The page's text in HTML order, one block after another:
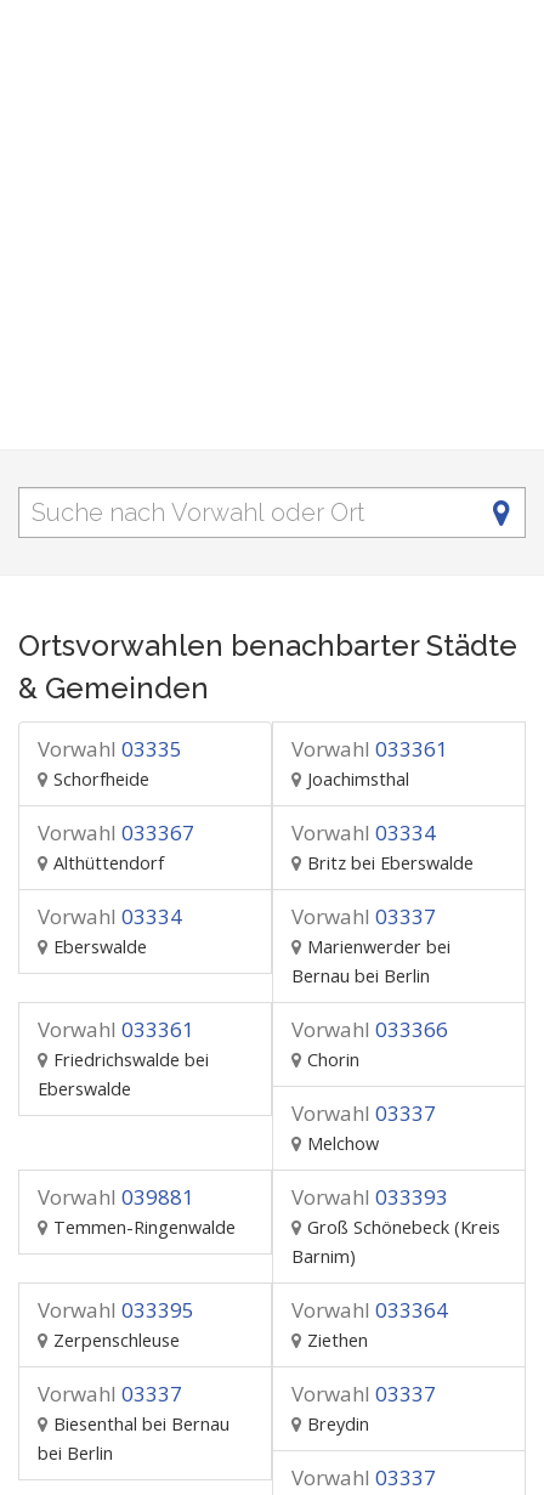
Ortsvorwahlen benachbarter Städte
& Gemeinden
Vorwahl 03335
Schorfheide
Vorwahl 033361
Joachimsthal
Vorwahl 033367
Althüttendorf
Vorwahl 03334
Britz bei Eberswalde
Vorwahl 03334
Eberswalde
Vorwahl 03337
Marienwerder bei
Bernau bei Berlin
Vorwahl 033361
Friedrichswalde bei
Eberswalde
Vorwahl 033366
Chorin
Vorwahl 03337
Melchow
Vorwahl 039881
Temmen-Ringenwalde
Vorwahl 033393
Groß Schönebeck (Kreis
Barnim)
Vorwahl 033395
Zerpenschleuse
Vorwahl 033364
Ziethen
Vorwahl 03337
Biesenthal bei Bernau
bei Berlin
Vorwahl 03337
Breydin
Vorwahl 03337